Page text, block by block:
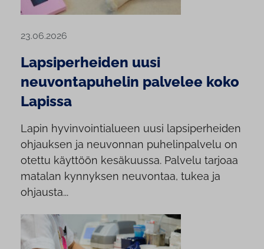
23.06.2026
Lapsiperheiden uusi
neuvontapuhelin palvelee koko
Lapissa
Lapin hyvinvointialueen uusi lapsiperheiden
ohjauksen ja neuvonnan puhelinpalvelu on
otettu käyttöön kesäkuussa. Palvelu tarjoaa
matalan kynnyksen neuvontaa, tukea ja
ohjausta...